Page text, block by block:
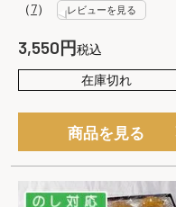
（7） レビューを見る
3,550
税込
在庫切れ
商品を見る